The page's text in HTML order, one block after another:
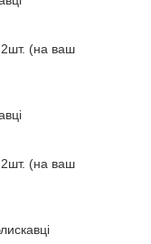
(на ваш
(на ваш